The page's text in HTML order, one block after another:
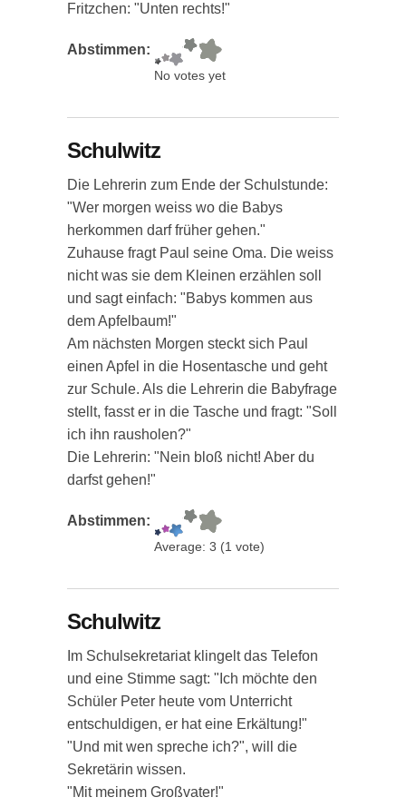
Fritzchen: "Unten rechts!"
Abstimmen:
No votes yet
Schulwitz
Die Lehrerin zum Ende der Schulstunde:
"Wer morgen weiss wo die Babys
herkommen darf früher gehen."
Zuhause fragt Paul seine Oma. Die weiss
nicht was sie dem Kleinen erzählen soll
und sagt einfach: "Babys kommen aus
dem Apfelbaum!"
Am nächsten Morgen steckt sich Paul
einen Apfel in die Hosentasche und geht
zur Schule. Als die Lehrerin die Babyfrage
stellt, fasst er in die Tasche und fragt: "Soll
ich ihn rausholen?"
Die Lehrerin: "Nein bloß nicht! Aber du
darfst gehen!"
Abstimmen:
Average: 3 (1 vote)
Schulwitz
Im Schulsekretariat klingelt das Telefon
und eine Stimme sagt: "Ich möchte den
Schüler Peter heute vom Unterricht
entschuldigen, er hat eine Erkältung!"
"Und mit wen spreche ich?", will die
Sekretärin wissen.
"Mit meinem Großvater!"